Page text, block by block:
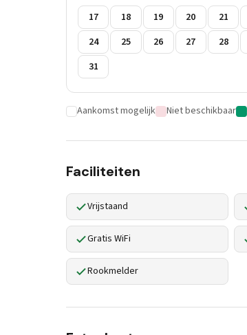
17
18 19 20 21
24
25 26 27 28
31
Aankomst mogelijk Niet beschikbaar
Faciliteiten
Vrijstaand
Gratis WiFi
Rookmelder